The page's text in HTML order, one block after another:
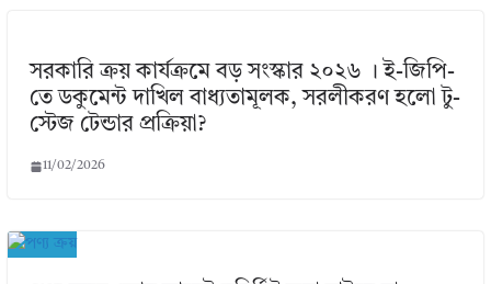
সরকারি ক্রয় কার্যক্রমে বড় সংস্কার ২০২৬ । ই-জিপি-
তে ডকুমেন্ট দাখিল বাধ্যতামূলক, সরলীকরণ হলো টু-
স্টেজ টেন্ডার প্রক্রিয়া?
11/02/2026